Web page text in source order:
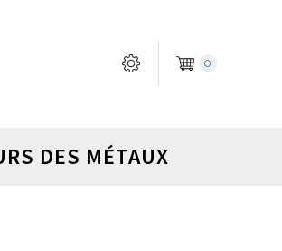
0
DES MÉTAUX